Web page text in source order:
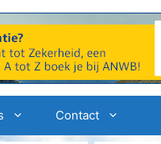
Contact